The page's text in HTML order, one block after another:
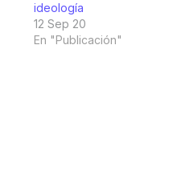
ideología
12 Sep 20
En "Publicación"